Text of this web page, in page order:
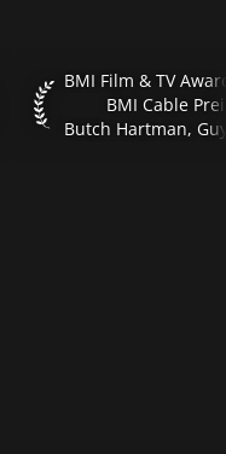
Emmy Awards
BMI Film & TV
BMI Cable